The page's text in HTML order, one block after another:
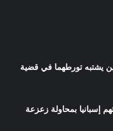
يشتبه تورطهما في قضية
إسبانيا بمحاولة زعزعة